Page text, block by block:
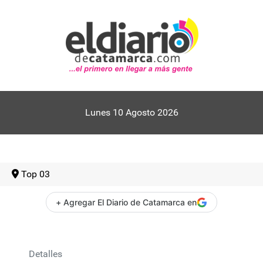
Lunes 10 Agosto 2026
Top 03
+ Agregar El Diario de Catamarca en
Detalles